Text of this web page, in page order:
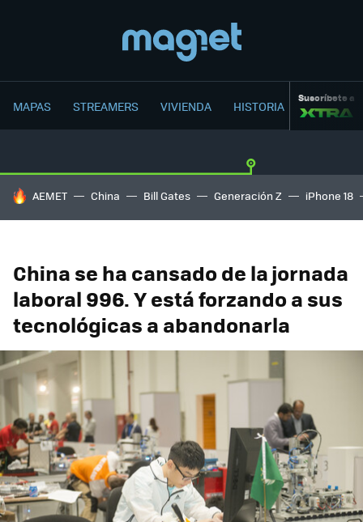
MAPAS STREAMERS VIVIENDA HISTORIA Suscríbete a
HOY SE HABLA DE
AEMET China Bill Gates Generación Z iPhone 18
China se ha cansado de la jornada
laboral 996. Y está forzando a sus
tecnológicas a abandonarla